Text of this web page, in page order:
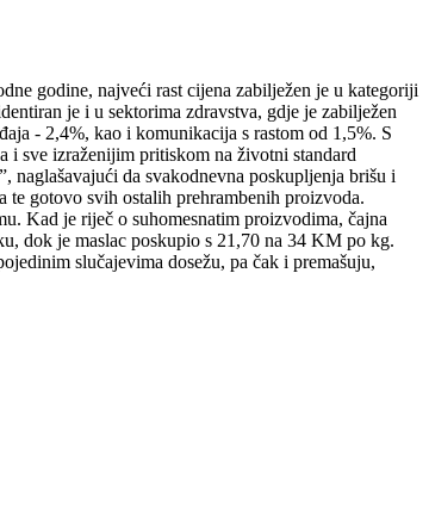
godine, najveći rast cijena zabilježen je u kategoriji
je i u sektorima zdravstva, gdje je zabilježen
- 2,4%, kao i komunikacija s rastom od 1,5%. S
i sve izraženijim pritiskom na životni standard
da svakodnevna poskupljenja brišu i
gotovo svih ostalih prehrambenih proizvoda.
Kad je riječ o suhomesnatim proizvodima, čajna
dok je maslac poskupio s 21,70 na 34 KM po kg.
slučajevima dosežu, pa čak i premašuju,